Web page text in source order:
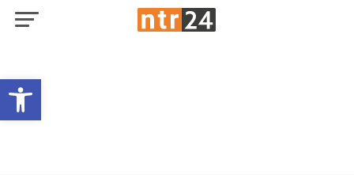
Open toolbar